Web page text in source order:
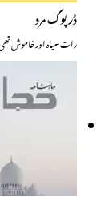
ڈرپوک مرد
رات سیاہ اور خاموش